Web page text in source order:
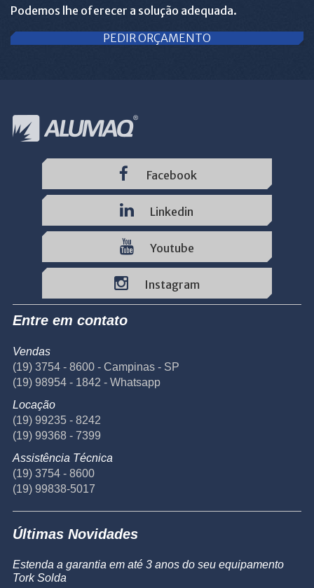
Podemos lhe oferecer a solução adequada.
PEDIR ORÇAMENTO
Facebook
Linkedin
Youtube
Instagram
Entre em contato
Vendas
(19) 3754 - 8600 - Campinas - SP
(19) 98954 - 1842 - Whatsapp
Locação
(19) 99235 - 8242
(19) 99368 - 7399
Assistência Técnica
(19) 3754 - 8600
(19) 99838-5017
Últimas Novidades
Estenda a garantia em até 3 anos do seu equipamento
Tork Solda